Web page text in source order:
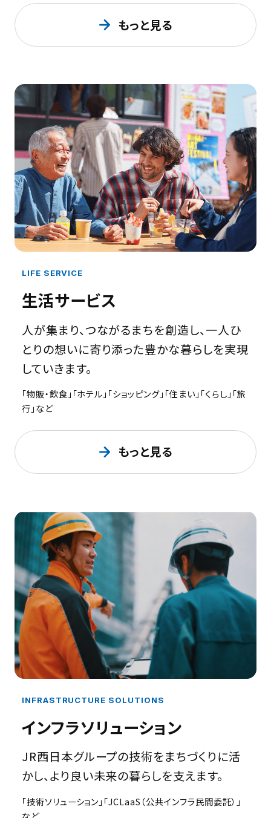
もっと見る
LIFE SERVICE
生活サービス
人が集まり、つながるまちを創造し、一人ひ
とりの想いに寄り添った豊かな暮らしを実現
していきます。
「物販・飲食」「ホテル」「ショッピング」「住まい」「くらし」「旅
行」など
もっと見る
INFRASTRUCTURE SOLUTIONS
インフラソリューション
JR西日本グループの技術をまちづくりに活
かし、より良い未来の暮らしを支えます。
「技術ソリューション」「JCLaaS（公共インフラ民間委託）」